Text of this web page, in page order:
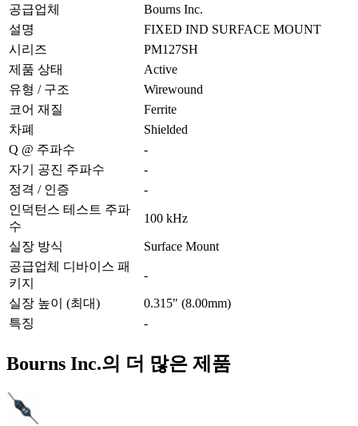
공급업체
Bourns Inc.
설명
FIXED IND SURFACE MOUNT
시리즈
PM127SH
제품 상태
Active
유형 / 구조
Wirewound
코어 재질
Ferrite
차폐
Shielded
Q @ 주파수
-
자기 공진 주파수
-
정격 / 인증
-
인덕턴스 테스트 주파
수
100 kHz
실장 방식
Surface Mount
공급업체 디바이스 패
키지
-
실장 높이 (최대)
0.315" (8.00mm)
특징
-
Bourns Inc.의 더 많은 제품